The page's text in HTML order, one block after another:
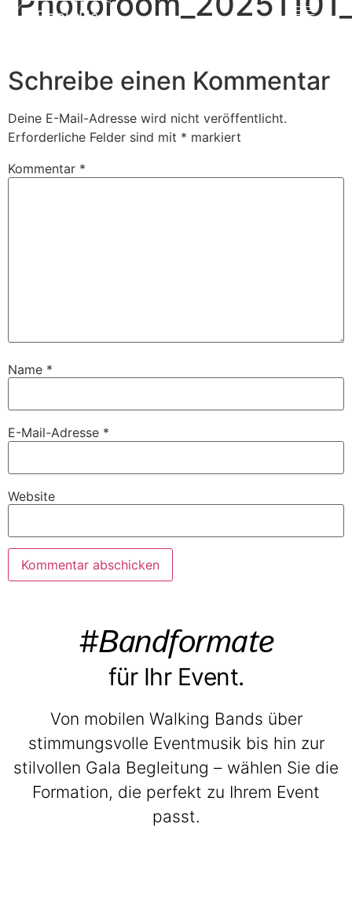
Book Us
Schreibe einen Kommentar
Deine E-Mail-Adresse wird nicht veröffentlicht.
Erforderliche Felder sind mit * markiert
Kommentar *
Name *
E-Mail-Adresse *
Website
#Bandformate
für Ihr Event.
Von mobilen Walking Bands über
stimmungsvolle Eventmusik bis hin zur
stilvollen Gala Begleitung – wählen Sie die
Formation, die perfekt zu Ihrem Event
passt.